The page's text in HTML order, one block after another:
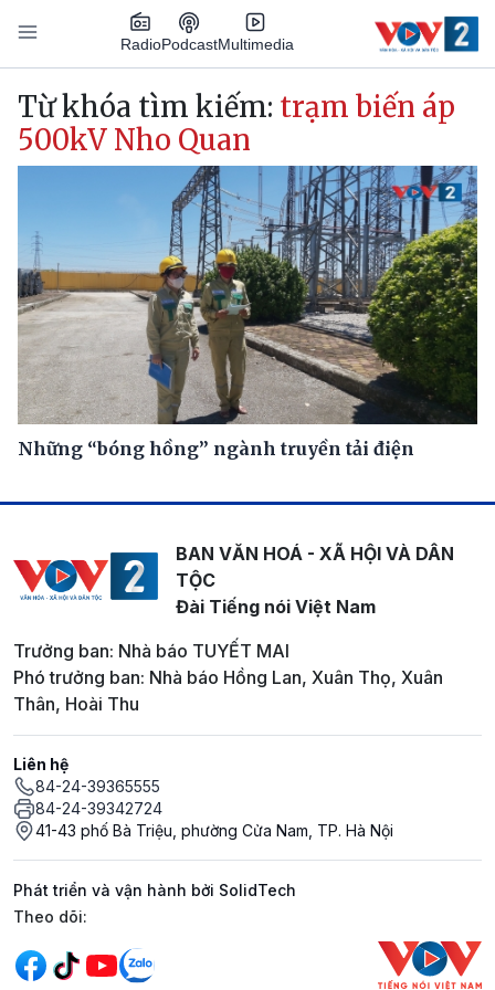
Nhảy đến nội dung
RadioPodcastMultimedia
Main navigation
Từ khóa tìm kiếm: trạm biến áp
500kV Nho Quan
Những “bóng hồng” ngành truyền tải điện
BAN VĂN HOÁ - XÃ HỘI VÀ DÂN
TỘC
Đài Tiếng nói Việt Nam
Trưởng ban: Nhà báo TUYẾT MAI
Phó trưởng ban: Nhà báo Hồng Lan, Xuân Thọ, Xuân
Thân, Hoài Thu
Liên hệ
84-24-39365555
84-24-39342724
41-43 phố Bà Triệu, phường Cửa Nam, TP. Hà Nội
Phát triển và vận hành bởi SolidTech
Mạng xã hội
Theo dõi: